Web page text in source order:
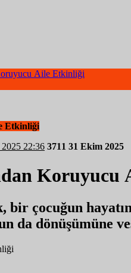
Aile Etkinliği
Etkinliği
2025 22:36 3711 31 Ekim 2025
çocuğun
da dönüşümüne